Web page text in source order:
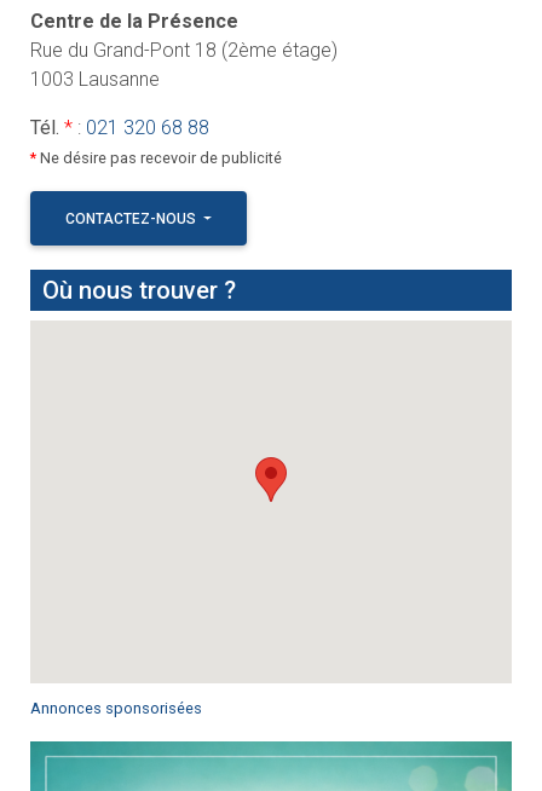
Centre de la Présence
Rue du Grand-Pont 18 (2ème étage)
1003 Lausanne
Tél. *: 021 320 68 88
*Ne désire pas recevoir de publicité
CONTACTEZ-NOUS
Où nous trouver ?
Annonces sponsorisées